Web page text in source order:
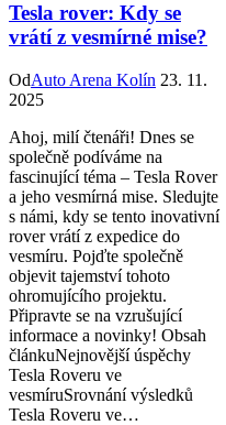
Tesla rover: Kdy se
vrátí z vesmírné mise?
OdAuto Arena Kolín 23. 11.
2025
Ahoj, milí čtenáři! Dnes se
společně podíváme na
fascinující téma – Tesla Rover
a jeho vesmírná mise. Sledujte
s námi, kdy se tento inovativní
rover vrátí z expedice do
vesmíru. Pojďte společně
objevit tajemství tohoto
ohromujícího projektu.
Připravte se na vzrušující
informace a novinky! Obsah
článkuNejnovější úspěchy
Tesla Roveru ve
vesmíruSrovnání výsledků
Tesla Roveru ve…